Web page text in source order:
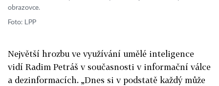
obrazovce.
Foto: LPP
Největší hrozbu ve využívání umělé inteligence
vidí Radim Petráš v současnosti v informační válce
a dezinformacích. „Dnes si v podstatě každý může